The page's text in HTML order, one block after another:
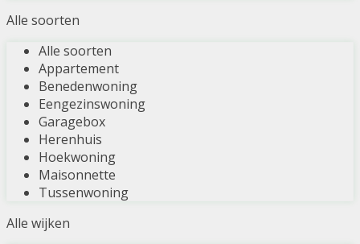
Alle soorten
Alle soorten
Appartement
Benedenwoning
Eengezinswoning
Garagebox
Herenhuis
Hoekwoning
Maisonnette
Tussenwoning
Alle wijken